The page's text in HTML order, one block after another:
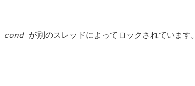
condが別のスレッドによってロックされています。